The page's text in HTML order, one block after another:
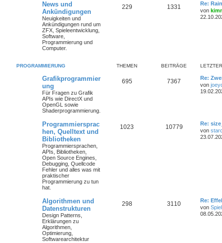
News und
Ankündigungen
Neuigkeiten und
Ankündigungen rund um
ZFX, Spieleentwicklung,
Software,
Programmierung und
Computer.
229 1331
Re:
von
PROGRAMMIERUNG THEMEN BEITRÄGE
Grafikprogrammier
ung
Für Fragen zu Grafik
APIs wie DirectX und
OpenGL sowie
Shaderprogrammierung.
695 7367
Re:
von
Programmiersprac
hen, Quelltext und
Bibliotheken
Programmiersprachen,
APIs, Bibliotheken,
Open Source Engines,
Debugging, Quellcode
Fehler und alles was mit
praktischer
Programmierung zu tun
hat.
1023 10779
Re:
von
Algorithmen und
Datenstrukturen
Design Patterns,
Erklärungen zu
Algorithmen,
Optimierung,
Softwarearchitektur
298 3110
Re:
von